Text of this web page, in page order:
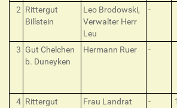
2 Rittergut
Billstein
Leo Brodowski,
Verwalter Herr
Leu
-
3 Gut Chelchen
b. Duneyken
Hermann Ruer -
4 Rittergut
Frau Landrat
-